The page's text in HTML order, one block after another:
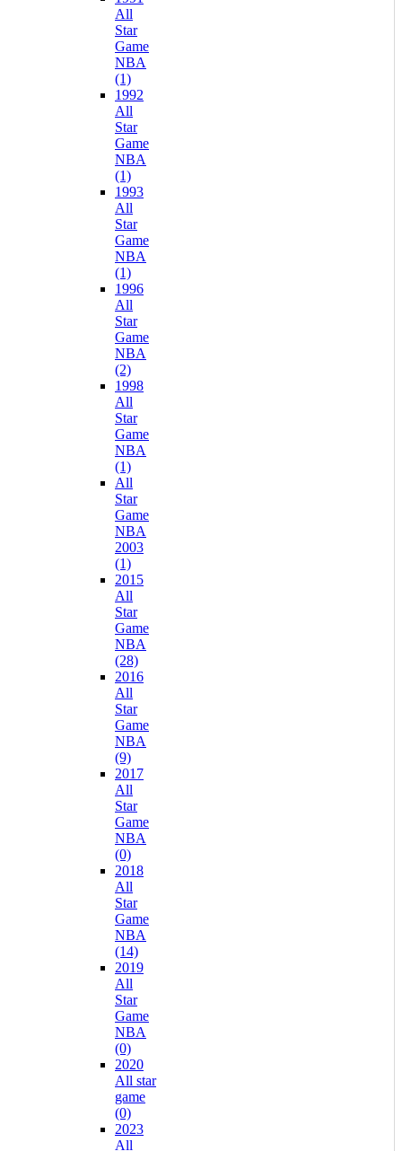
All
Star
Game
NBA
(1)
1992
All
Star
Game
NBA
(1)
1993
All
Star
Game
NBA
(1)
1996
All
Star
Game
NBA
(2)
1998
All
Star
Game
NBA
(1)
All
Star
Game
NBA
2003
(1)
2015
All
Star
Game
NBA
(28)
2016
All
Star
Game
NBA
(9)
2017
All
Star
Game
NBA
(0)
2018
All
Star
Game
NBA
(14)
2019
All
Star
Game
NBA
(0)
2020
All star
game
(0)
2023
All